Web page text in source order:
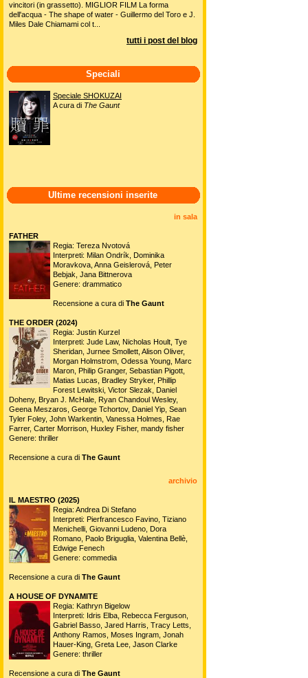
vincitori (in grassetto). MIGLIOR FILM La forma
dell'acqua - The shape of water - Guillermo del Toro e J.
Miles Dale Chiamami col t...
tutti i post del blog
Speciali
Speciale SHOKUZAI
A cura di The Gaunt
Ultime recensioni inserite
in sala
FATHER
Regia: Tereza Nvotová
Interpreti: Milan Ondrík, Dominika
Moravkova, Anna Geislerová, Peter
Bebjak, Jana Bittnerova
Genere: drammatico
Recensione a cura di The Gaunt
THE ORDER (2024)
Regia: Justin Kurzel
Interpreti: Jude Law, Nicholas Hoult, Tye
Sheridan, Jurnee Smollett, Alison Oliver,
Morgan Holmstrom, Odessa Young, Marc
Maron, Philip Granger, Sebastian Pigott,
Matias Lucas, Bradley Stryker, Phillip
Forest Lewitski, Victor Slezak, Daniel
Doheny, Bryan J. McHale, Ryan Chandoul Wesley,
Geena Meszaros, George Tchortov, Daniel Yip, Sean
Tyler Foley, John Warkentin, Vanessa Holmes, Rae
Farrer, Carter Morrison, Huxley Fisher, mandy fisher
Genere: thriller
Recensione a cura di The Gaunt
archivio
IL MAESTRO (2025)
Regia: Andrea Di Stefano
Interpreti: Pierfrancesco Favino, Tiziano
Menichelli, Giovanni Ludeno, Dora
Romano, Paolo Briguglia, Valentina Bellè,
Edwige Fenech
Genere: commedia
Recensione a cura di The Gaunt
A HOUSE OF DYNAMITE
Regia: Kathryn Bigelow
Interpreti: Idris Elba, Rebecca Ferguson,
Gabriel Basso, Jared Harris, Tracy Letts,
Anthony Ramos, Moses Ingram, Jonah
Hauer-King, Greta Lee, Jason Clarke
Genere: thriller
Recensione a cura di The Gaunt